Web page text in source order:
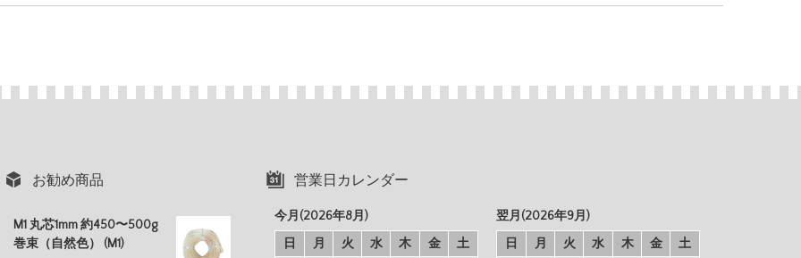
お勧め商品
M1 丸芯1mm 約450〜500g
巻束（自然色） (M1)
営業日カレンダー
今月(2026年8月)
日
月 火 水 木 金
土
翌月(2026年9月)
日
月 火 水 木 金
土